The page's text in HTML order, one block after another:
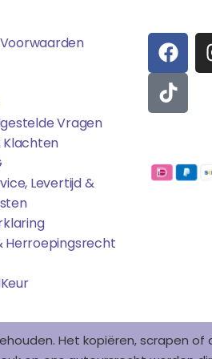
Vragen
Levertijd &
Herroepingsrecht
Eur
F
A
C
E
B
O
K
T
I
K
T
O
Het kopiëren, scrapen